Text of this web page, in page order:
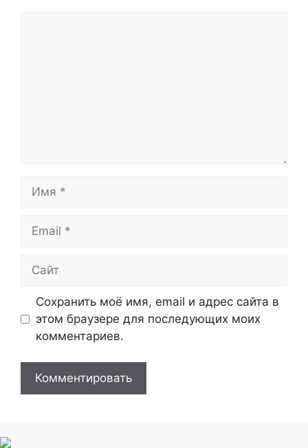
Сохранить моё имя, email и адрес сайта в
этом браузере для последующих моих
комментариев.